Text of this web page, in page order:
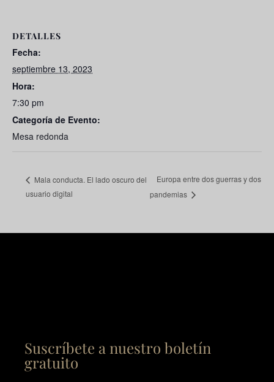
DETALLES
Fecha:
septiembre 13, 2023
Hora:
7:30 pm
Categoría de Evento:
Mesa redonda
Mala conducta. El lado oscuro del
usuario digital
Europa entre dos guerras y dos
pandemias
Suscríbete a nuestro boletín
gratuito